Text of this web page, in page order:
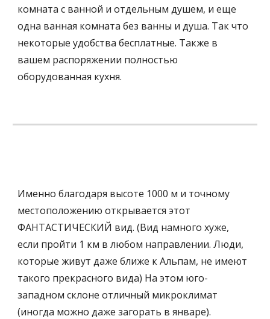
комната с ванной и отдельным душем, и еще
одна ванная комната без ванны и душа. Так что
некоторые удобства бесплатные. Также в
вашем распоряжении полностью
оборудованная кухня.
Именно благодаря высоте 1000 м и точному
местоположению открывается этот
ФАНТАСТИЧЕСКИЙ вид. (Вид намного хуже,
если пройти 1 км в любом направлении. Люди,
которые живут даже ближе к Альпам, не имеют
такого прекрасного вида) На этом юго-
западном склоне отличный микроклимат
(иногда можно даже загорать в январе).